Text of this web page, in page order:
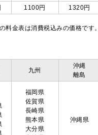
1100円 1320円
料金表は消費税込みの価格です。
九州
沖縄
離島
福岡県
佐賀県
長崎県
熊本県
大分県
沖縄県